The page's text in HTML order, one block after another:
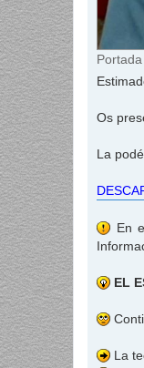
Os
La
En
EL
La